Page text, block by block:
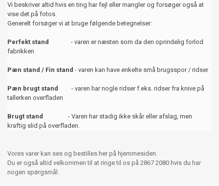
Vi beskriver altid hvis en ting har fejl eller mangler og forsøger også at
vise det på fotos.
Generelt forsøger vi at bruge følgende betegnelser:
Perfekt stand - varen er næsten som da den oprindelig forlod
fabrikken
Pæn stand / Fin stand - varen kan have enkelte små brugsspor / ridser
Pæn brugt stand
- varen har nogle ridser f.eks. ridser fra knive på
tallerken overfladen
Brugt stand
- Varen har stadig ikke skår eller afslag, men
kraftig slid på overfladen.
Vores varer kan ses og bestilles her på hjemmesiden.
Du er også altid velkommen til at ringe til os på 2867 2080 hvis du har
nogen spørgsmål.